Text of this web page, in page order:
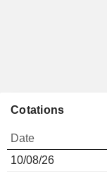
Cotations
Date
10/08/26